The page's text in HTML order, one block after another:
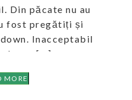
Din păcate nu au
fost pregătiți și
Inacceptabil
meu […]
MORE